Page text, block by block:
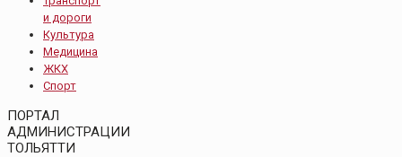
и дороги
Культура
Медицина
ЖКХ
Спорт
ПОРТАЛ
АДМИНИСТРАЦИИ
ТОЛЬЯТТИ